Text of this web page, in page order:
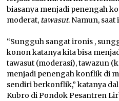
biasanya menjadi penengah
moderat, tawasut. Namun,
“Sungguh sangat ironis ,
konon katanya kita bisa
tawasut (moderasi), tawazun
menjadi penengah konflik di
sendiri berkonflik,” katanya
Kubro di Pondok Pesantren